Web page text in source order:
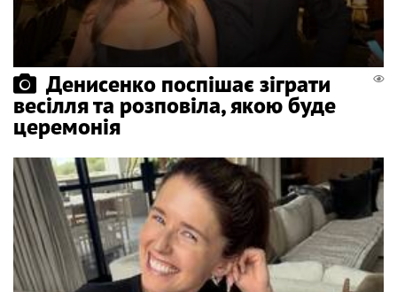
Денисенко поспішає зіграти
весілля та розповіла, якою буде
церемонія